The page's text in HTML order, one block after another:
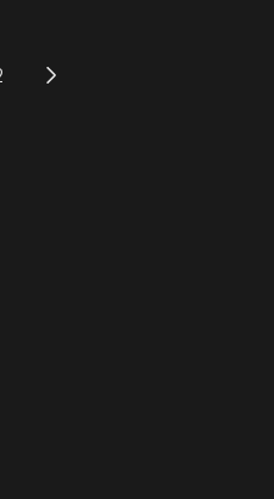
今頃どうなっていたのか想いを巡ら
せる。2010年の大統領選で敗北した